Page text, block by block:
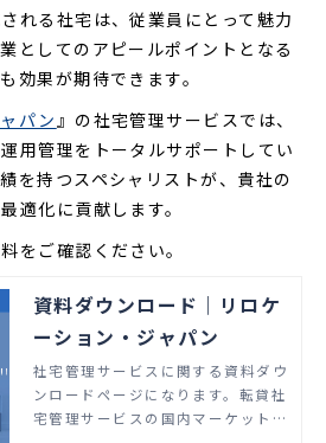
れる社宅は、従業員にとって魅力
としてのアピールポイントとなる
効果が期待できます。
パン』の社宅管理サービスでは、
用管理をトータルサポートしてい
を持つスペシャリストが、貴社の
適化に貢献します。
をご確認ください。
資料ダウンロード｜リロケ
ーション・ジャパン
社宅管理サービスに関する資料ダウ
ンロードページになります。転貸社
宅管理サービスの国内マーケットシ